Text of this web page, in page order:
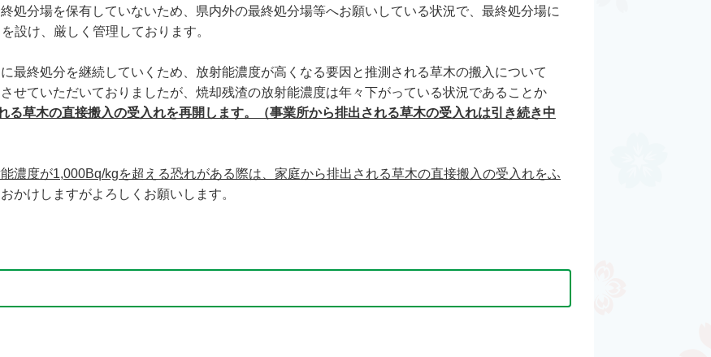
処分場を保有していないため、県内外の最終処分場等へお願いしている状況で、最終処分場に
設け、厳しく管理しております。
最終処分を継続していくため、放射能濃度が高くなる要因と推測される草木の搬入について
せていただいておりましたが、焼却残渣の放射能濃度は年々下がっている状況であることか
る草木の直接搬入の受入れを再開します。（事業所から排出される草木の受入れは引き続き中
濃度が1,000Bq/kgを超える恐れがある際は、家庭から排出される草木の直接搬入の受入れをふ
かけしますがよろしくお願いします。